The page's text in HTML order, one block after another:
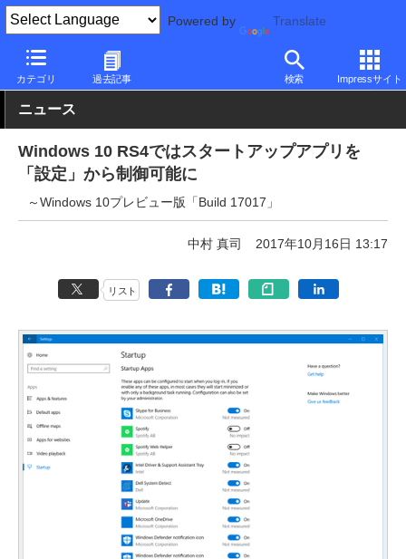
Powered by Translate
カテゴリ 過去記事 検索 Impressサイト
PC Watch ソフトウェア/アプリ アップデート
ニュース
Windows 10 RS4ではスタートアップアプリを
「設定」から制御可能に
～Windows 10プレビュー版「Build 17017」
中村 真司 2017年10月16日 13:17
リスト